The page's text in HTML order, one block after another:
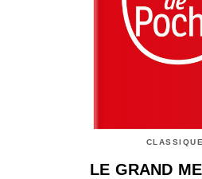
LE GRAND